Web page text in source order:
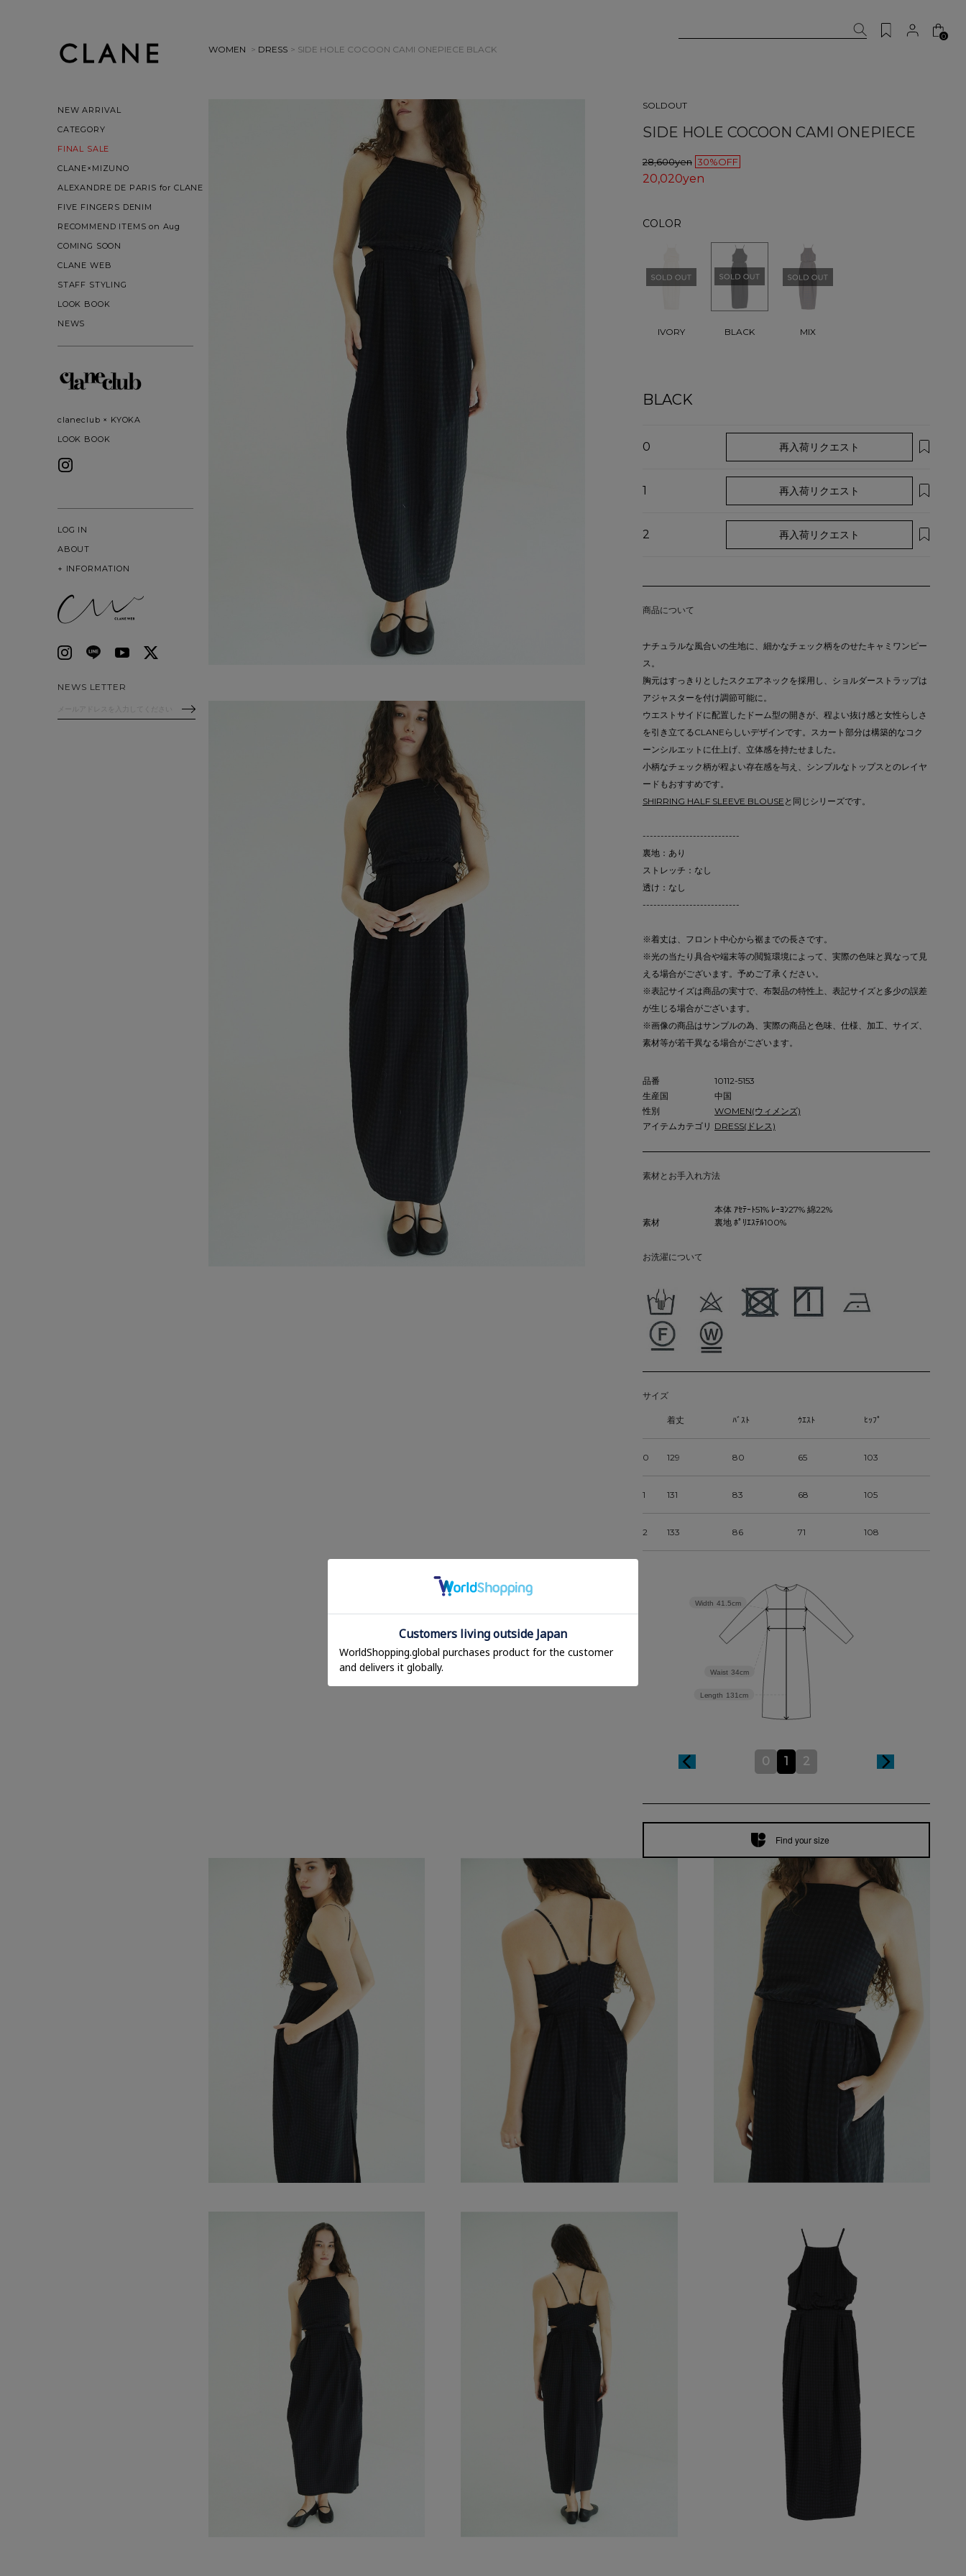
NEW ARRIVAL
CATEGORY
FINAL SALE
CLANE×MIZUNO
ALEXANDRE DE PARIS for CLANE
FIVE FINGERS DENIM
RECOMMEND ITEMS on Aug
COMING SOON
CLANE WEB
STAFF STYLING
LOOK BOOK
NEWS
claneclub × KYOKA
LOOK BOOK
LOG IN
ABOUT
+ INFORMATION
NEWS LETTER
0
WOMEN > DRESS > SIDE HOLE COCOON CAMI ONEPIECE BLACK
SOLDOUT
SIDE HOLE COCOON CAMI ONEPIECE
28,600yen 30%OFF
20,020yen
COLOR
IVORY BLACK MIX
BLACK
0 再入荷リクエスト
1 再入荷リクエスト
2 再入荷リクエスト
商品について
ナチュラルな風合いの生地に、細かなチェック柄をのせたキャミワンピー
ス。
胸元はすっきりとしたスクエアネックを採用し、ショルダーストラップは
アジャスターを付け調節可能に。
ウエストサイドに配置したドーム型の開きが、程よい抜け感と女性らしさ
を引き立てるCLANEらしいデザインです。スカート部分は構築的なコク
ーンシルエットに仕上げ、立体感を持たせました。
小柄なチェック柄が程よい存在感を与え、シンプルなトップスとのレイヤ
ードもおすすめです。
SHIRRING HALF SLEEVE BLOUSE と同じシリーズです。
---------------------------
裏地：あり
ストレッチ：なし
透け：なし
---------------------------
※着丈は、フロント中心から裾までの長さです。
※光の当たり具合や端末等の閲覧環境によって、実際の色味と異なって見
える場合がございます。予めご了承ください。
※表記サイズは商品の実寸で、布製品の特性上、表記サイズと多少の誤差
が生じる場合がございます。
※画像の商品はサンプルの為、実際の商品と色味、仕様、加工、サイズ、
素材等が若干異なる場合がございます。
品番
10112-5153
生産国
中国
性別
WOMEN(ウィメンズ)
アイテムカテゴリ DRESS(ドレス)
素材とお手入れ方法
素材
本体 ｱｾﾃｰﾄ51% ﾚｰﾖﾝ27% 綿22%
裏地 ﾎﾟﾘｴｽﾃﾙ100%
お洗濯について
サイズ
着丈 ﾊﾞｽﾄ ｳｴｽﾄ ﾋｯﾌﾟ
0 129 80 65 103
1 131 83 68 105
2 133 86 71 108
Length 131cm
Waist 34cm
Width 41.5cm
0 1 2
Find your size